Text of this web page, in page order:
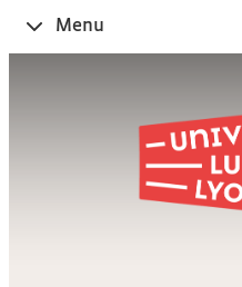
Ouvrir
le
Menu